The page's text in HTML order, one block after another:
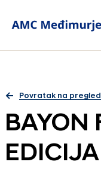
Povratak na
BAYON